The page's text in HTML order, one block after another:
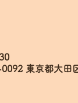
東京都大田